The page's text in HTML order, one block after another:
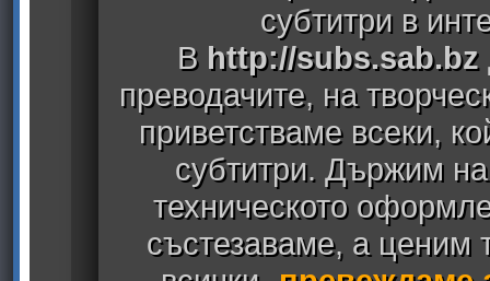
субтитри в
В http://subs.sab.bz
преводачите, на
приветстваме всеки,
субтитри. Държим
техническото
състезаваме, а ценим